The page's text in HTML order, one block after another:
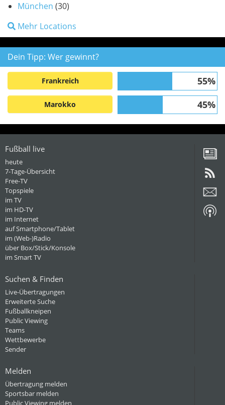
München (30)
Mehr Locations
Dein Tipp: Wer gewinnt?
Frankreich 55%
Marokko 45%
Fußball live
heute
7-Tage-Übersicht
Free-TV
Topspiele
im TV
im HD-TV
im Internet
auf Smartphone/Tablet
im (Web-)Radio
über Box/Stick/Konsole
im Smart TV
Suchen & Finden
Live-Übertragungen
Erweiterte Suche
Fußballkneipen
Public Viewing
Teams
Wettbewerbe
Sender
Melden
Übertragung melden
Sportsbar melden
Public Viewing melden